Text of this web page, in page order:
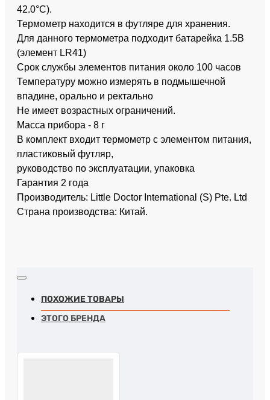
42.0°С).
Термометр находится в футляре для хранения.
Для данного термометра подходит батарейка 1.5В
(элемент LR41)
Срок службы элементов питания около 100 часов
Температуру можно измерять в подмышечной
впадине, орально и ректально
Не имеет возрастных ограничений.
Масса прибора - 8 г
В комплект входит термометр с элементом питания,
пластиковый футляр,
руководство по эксплуатации, упаковка
Гарантия 2 года
Производитель: Little Doctor International (S) Pte. Ltd
Страна производства: Китай.
ПОХОЖИЕ ТОВАРЫ
ЭТОГО БРЕНДА